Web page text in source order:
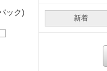
ック)
新着